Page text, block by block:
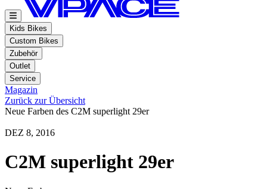
Kids Bikes
Custom Bikes
Zubehör
Outlet
Service
Magazin
Zurück zur Übersicht
Neue Farben des C2M superlight 29er
DEZ 8, 2016
C2M superlight 29er